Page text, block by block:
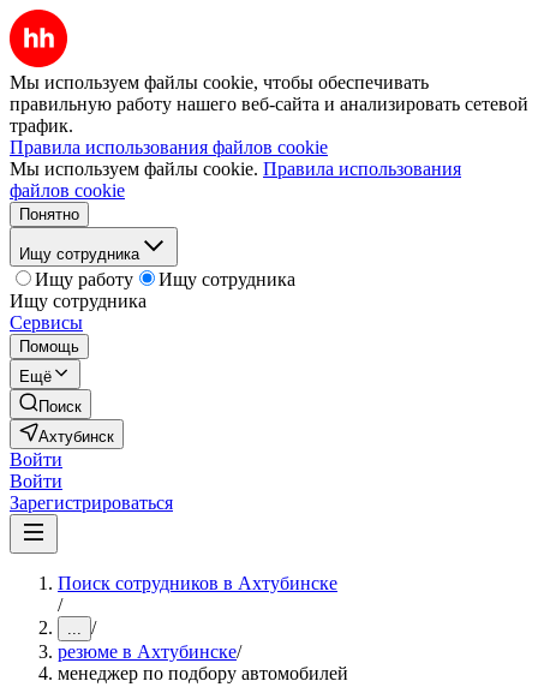
Мы используем файлы cookie, чтобы обеспечивать
правильную работу нашего веб-сайта и анализировать сетевой
трафик.
Правила использования файлов cookie
Мы используем файлы cookie. Правила использования
файлов cookie
Понятно
Ищу сотрудника
Ищу работу
Ищу сотрудника
Ищу сотрудника
Сервисы
Помощь
Ещё
Поиск
Ахтубинск
Войти
Войти
Зарегистрироваться
Поиск сотрудников в Ахтубинске
/
... /
резюме в Ахтубинске/
менеджер по подбору автомобилей